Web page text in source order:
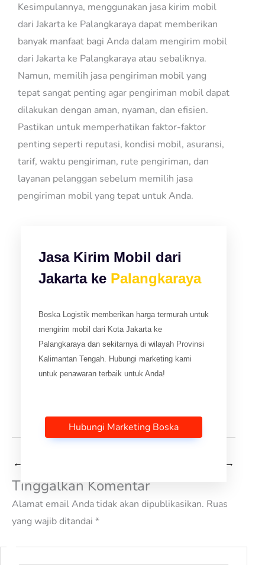
Kesimpulannya, menggunakan jasa kirim mobil
dari Jakarta ke Palangkaraya dapat memberikan
banyak manfaat bagi Anda dalam mengirim mobil
dari Jakarta ke Palangkaraya atau sebaliknya.
Namun, memilih jasa pengiriman mobil yang
tepat sangat penting agar pengiriman mobil dapat
dilakukan dengan aman, nyaman, dan efisien.
Pastikan untuk memperhatikan faktor-faktor
penting seperti reputasi, kondisi mobil, asuransi,
tarif, waktu pengiriman, rute pengiriman, dan
layanan pelanggan sebelum memilih jasa
pengiriman mobil yang tepat untuk Anda.
Jasa Kirim Mobil dari
Jakarta ke Palangkaraya
Boska Logistik memberikan harga termurah untuk
mengirim mobil dari Kota Jakarta ke
Palangkaraya dan sekitarnya di wilayah Provinsi
Kalimantan Tengah. Hubungi marketing kami
untuk penawaran terbaik untuk Anda!
Hubungi Marketing Boska
← →
Tinggalkan Komentar
Alamat email Anda tidak akan dipublikasikan. Ruas
yang wajib ditandai *